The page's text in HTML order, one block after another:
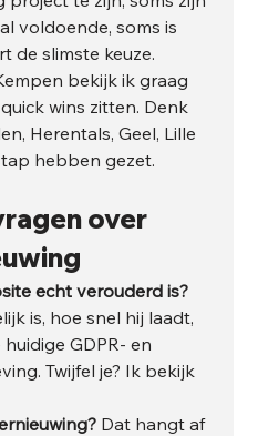
voldoende, soms is
de slimste keuze.
bekijk ik graag
wins zitten. Denk
Herentals, Geel, Lille
hebben gezet.
over
echt verouderd is?
is, hoe snel hij laadt,
GDPR- en
Twijfel je? Ik bekijk
Dat hangt af